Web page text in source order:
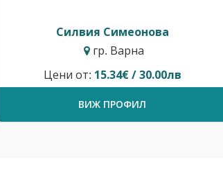
Силвия Симеонова
гр. Варна
Цени от: 15.34€ / 30.00лв
ВИЖ ПРОФИЛ